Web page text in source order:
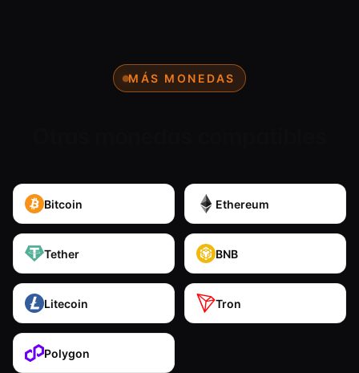
MÁS MONEDAS
Bitcoin Ethereum
Tether BNB
Litecoin Tron
Polygon